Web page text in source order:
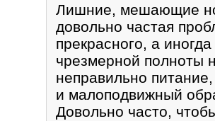
Лишние, мешающие
довольно частая
прекрасного, а
чрезмерной полноты
неправильно
и малоподвижный
Довольно часто,